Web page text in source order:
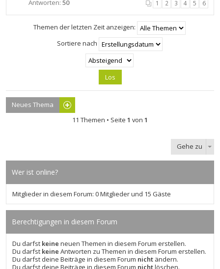
Antworten: 50 1 2 3 4 5 6
Themen der letzten Zeit anzeigen:
Sortiere nach
Neues Thema
11 Themen • Seite 1 von 1
Gehe zu
Wer ist online?
Mitglieder in diesem Forum: 0 Mitglieder und 15 Gäste
Berechtigungen in diesem Forum
Du darfst keine neuen Themen in diesem Forum erstellen.
Du darfst keine Antworten zu Themen in diesem Forum erstellen.
Du darfst deine Beiträge in diesem Forum nicht ändern.
Du darfst deine Beiträge in diesem Forum nichtlöschen.